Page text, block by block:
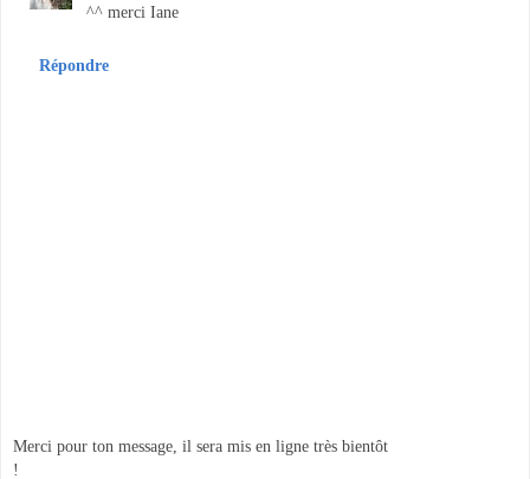
^^ merci Iane
Répondre
Merci pour ton message, il sera mis en ligne très bientôt
!